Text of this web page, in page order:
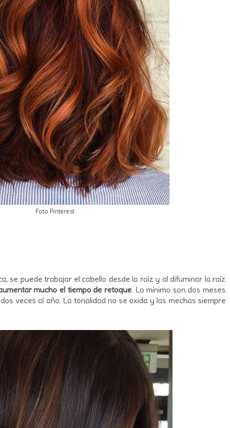
Foto Pinterest
se puede trabajar el cabello desde la raíz y al difuminar la raíz
mucho el tiempo de retoque. Lo mínimo son dos meses
veces al año. La tonalidad no se oxida y las mechas siempre